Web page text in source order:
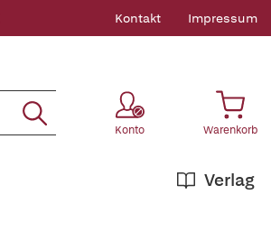
Kontakt Impressum
Konto Warenkorb
Verlag